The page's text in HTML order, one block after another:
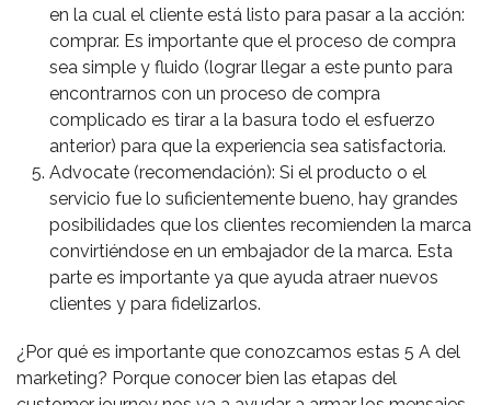
en la cual el cliente está listo para pasar a la acción:
comprar. Es importante que el proceso de compra
sea simple y fluido (lograr llegar a este punto para
encontrarnos con un proceso de compra
complicado es tirar a la basura todo el esfuerzo
anterior) para que la experiencia sea satisfactoria.
Advocate (recomendación): Si el producto o el
servicio fue lo suficientemente bueno, hay grandes
posibilidades que los clientes recomienden la marca
convirtiéndose en un embajador de la marca. Esta
parte es importante ya que ayuda atraer nuevos
clientes y para fidelizarlos.
¿Por qué es importante que conozcamos estas 5 A del
marketing? Porque conocer bien las etapas del